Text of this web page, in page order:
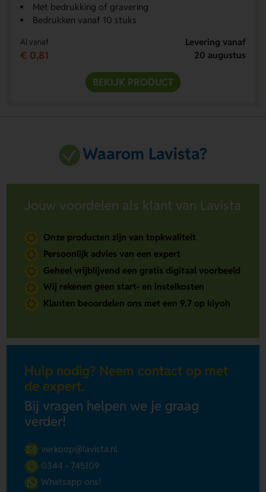
Met bedrukking of gravering
Bedrukken vanaf 10 stuks
Al vanaf
€ 0,81
Levering vanaf
20 augustus
BEKIJK PRODUCT
Waarom Lavista?
Jouw voordelen als klant van Lavista
Onze producten zijn van topkwaliteit
Persoonlijk advies van een expert
Geheel vrijblijvend een gratis digitaal voorbeeld
Wij rekenen geen start- en instelkosten
Klanten beoordelen ons met een 9.7 op kiyoh
Hulp nodig? Neem contact op met
de expert.
Bij vragen helpen we je graag
verder!
verkoop@lavista.nl
0344 - 745109
Whatsapp ons!